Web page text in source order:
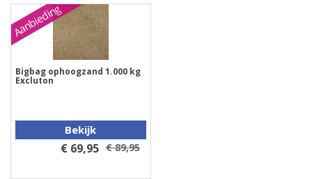
Aanbieding
Bigbag ophoogzand 1.000 kg
Excluton
Bekijk
€ 69,95 € 89,95